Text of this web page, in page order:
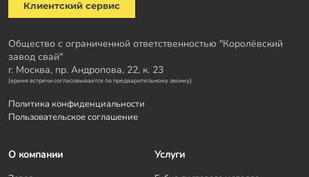
Клиентский сервис
Общество с ограниченной ответственностью "Королёвский
завод свай"
г. Москва, пр. Андропова, 22, к. 23
(время встречи согласовывается по предварительному звонку)
Политика конфиденциальности
Пользовательское соглашение
О компании Услуги